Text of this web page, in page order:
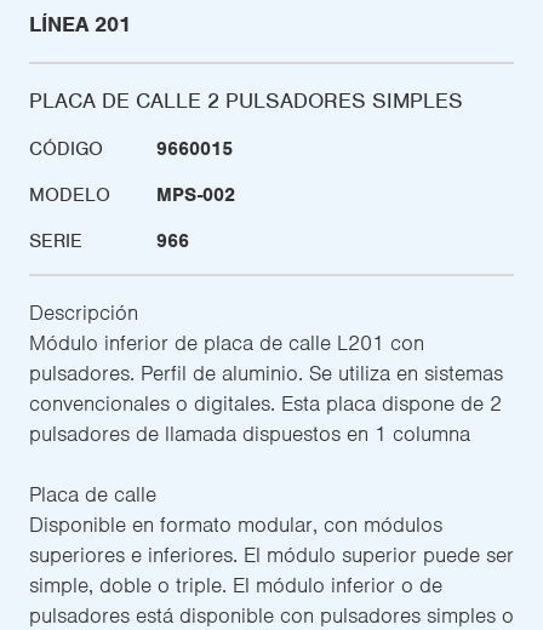
LÍNEA 201
PLACA DE CALLE 2 PULSADORES SIMPLES
CÓDIGO
9660015
MODELO
MPS-002
SERIE
966
Descripción
Módulo inferior de placa de calle L201 con
pulsadores. Perfil de aluminio. Se utiliza en sistemas
convencionales o digitales. Esta placa dispone de 2
pulsadores de llamada dispuestos en 1 columna
Placa de calle
Disponible en formato modular, con módulos
superiores e inferiores. El módulo superior puede ser
simple, doble o triple. El módulo inferior o de
pulsadores está disponible con pulsadores simples o